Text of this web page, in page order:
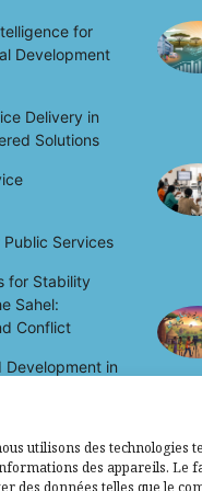
utilisons des technologies
des appareils. Le
des données telles que le
for
Development
Delivery in
Solutions
Services
for Stability
Sahel:
Conflict
Development in